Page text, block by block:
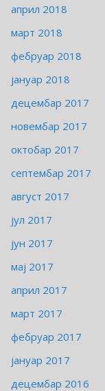
април 2018
март 2018
фебруар 2018
јануар 2018
децембар 2017
новембар 2017
октобар 2017
септембар 2017
август 2017
јул 2017
јун 2017
мај 2017
април 2017
март 2017
фебруар 2017
јануар 2017
децембар 2016